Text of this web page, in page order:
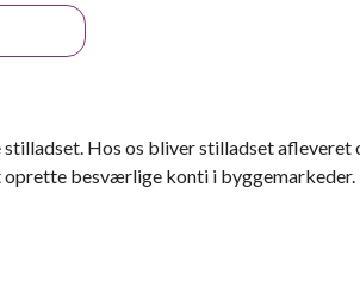
stilladset. Hos os bliver stilladset afleveret
oprette besværlige konti i byggemarkeder.